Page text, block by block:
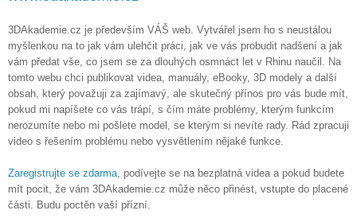
3DAkademie.cz je především VÁŠ web. Vytvářel jsem ho s neustálou
myšlenkou na to jak vám ulehčit práci, jak ve vás probudit nadšení a jak
vám předat vše, co jsem se za dlouhých osmnáct let v Rhinu naučil. Na
tomto webu chci publikovat videa, manuály, eBooky, 3D modely a další
obsah, který považuji za zajímavý, ale skutečný přínos pro vás bude mít,
pokud mi napíšete co vás trápí, s čím máte problémy, kterým funkcím
nerozumíte nebo mi pošlete model, se kterým si nevíte rady. Rád zpracuji
video s řešením problému nebo vysvětlením nějaké funkce.
Zaregistrujte se zdarma , podívejte se na bezplatná videa a pokud budete
mít pocit, že vám 3DAkademie.cz může něco přinést, vstupte do placené
části. Budu poctěn vaší přízní.